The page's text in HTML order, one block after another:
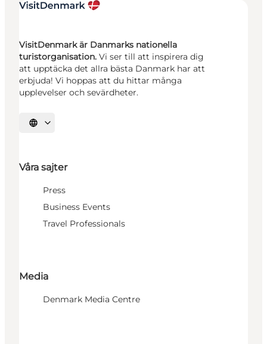
VisitDenmark är Danmarks nationella
turistorganisation. Vi ser till att inspirera dig
att upptäcka det allra bästa Danmark har att
erbjuda! Vi hoppas att du hittar många
upplevelser och sevärdheter.
Välj språk
Våra sajter
Press
Business Events
Travel Professionals
Media
Denmark Media Centre